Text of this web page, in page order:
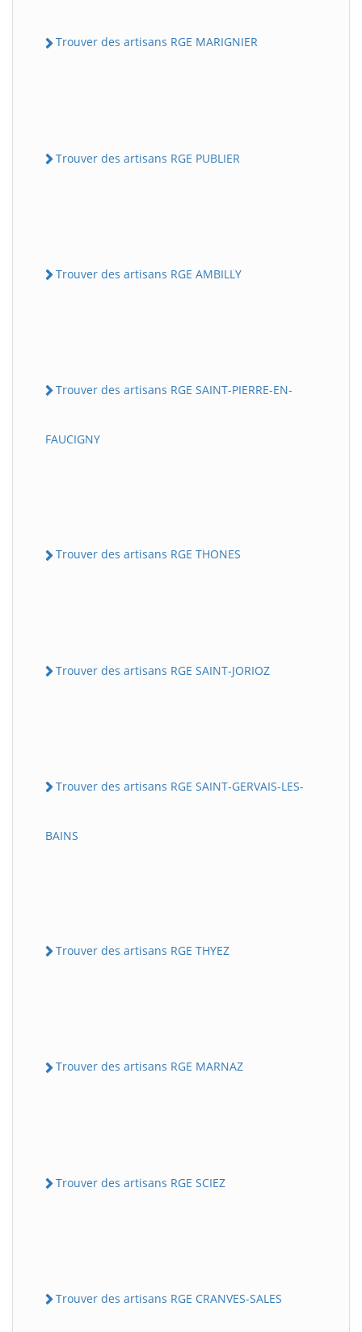
Trouver des artisans RGE MARIGNIER
Trouver des artisans RGE PUBLIER
Trouver des artisans RGE AMBILLY
Trouver des artisans RGE SAINT-PIERRE-EN-
FAUCIGNY
Trouver des artisans RGE THONES
Trouver des artisans RGE SAINT-JORIOZ
Trouver des artisans RGE SAINT-GERVAIS-LES-
BAINS
Trouver des artisans RGE THYEZ
Trouver des artisans RGE MARNAZ
Trouver des artisans RGE SCIEZ
Trouver des artisans RGE CRANVES-SALES